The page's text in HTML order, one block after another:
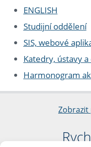
ENGLISH
Studijní oddělení
SIS, webové
Katedry, ústavy
Harmonogram
Zobrazit